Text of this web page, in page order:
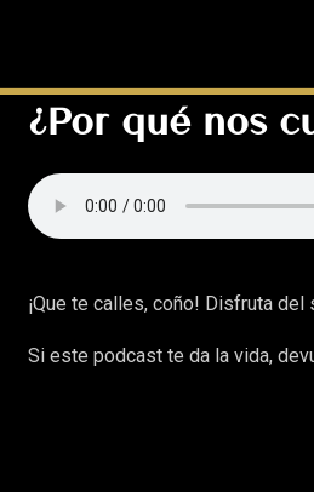
¿Por qué nos
¡Que te calles, coño! Disfruta del
Si este podcast te da la vida,